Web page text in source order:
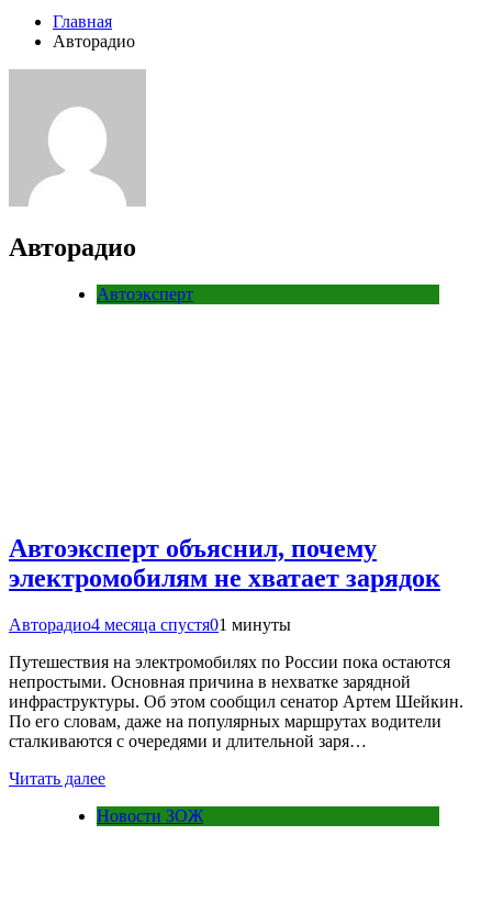
Главная
Авторадио
Авторадио
Автоэксперт
Автоэксперт объяснил, почему
электромобилям не хватает зарядок
Авторадио4 месяца спустя01 минуты
Путешествия на электромобилях по России пока остаются
непростыми. Основная причина в нехватке зарядной
инфраструктуры. Об этом сообщил сенатор Артем Шейкин.
По его словам, даже на популярных маршрутах водители
сталкиваются с очередями и длительной заря…
Читать далее
Новости ЗОЖ